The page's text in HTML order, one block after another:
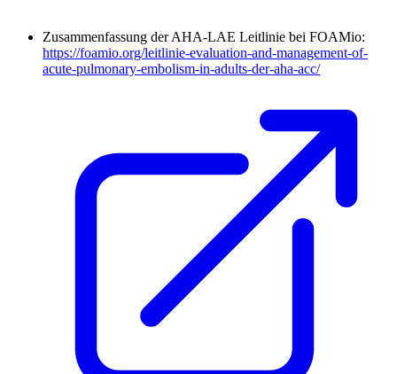
Zusammenfassung der AHA-LAE Leitlinie bei FOAMio:
https://foamio.org/leitlinie-evaluation-and-management-of-
acute-pulmonary-embolism-in-adults-der-aha-acc/